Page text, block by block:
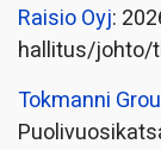
Raisio Oyj:
hallitus/johto/
Tokmanni